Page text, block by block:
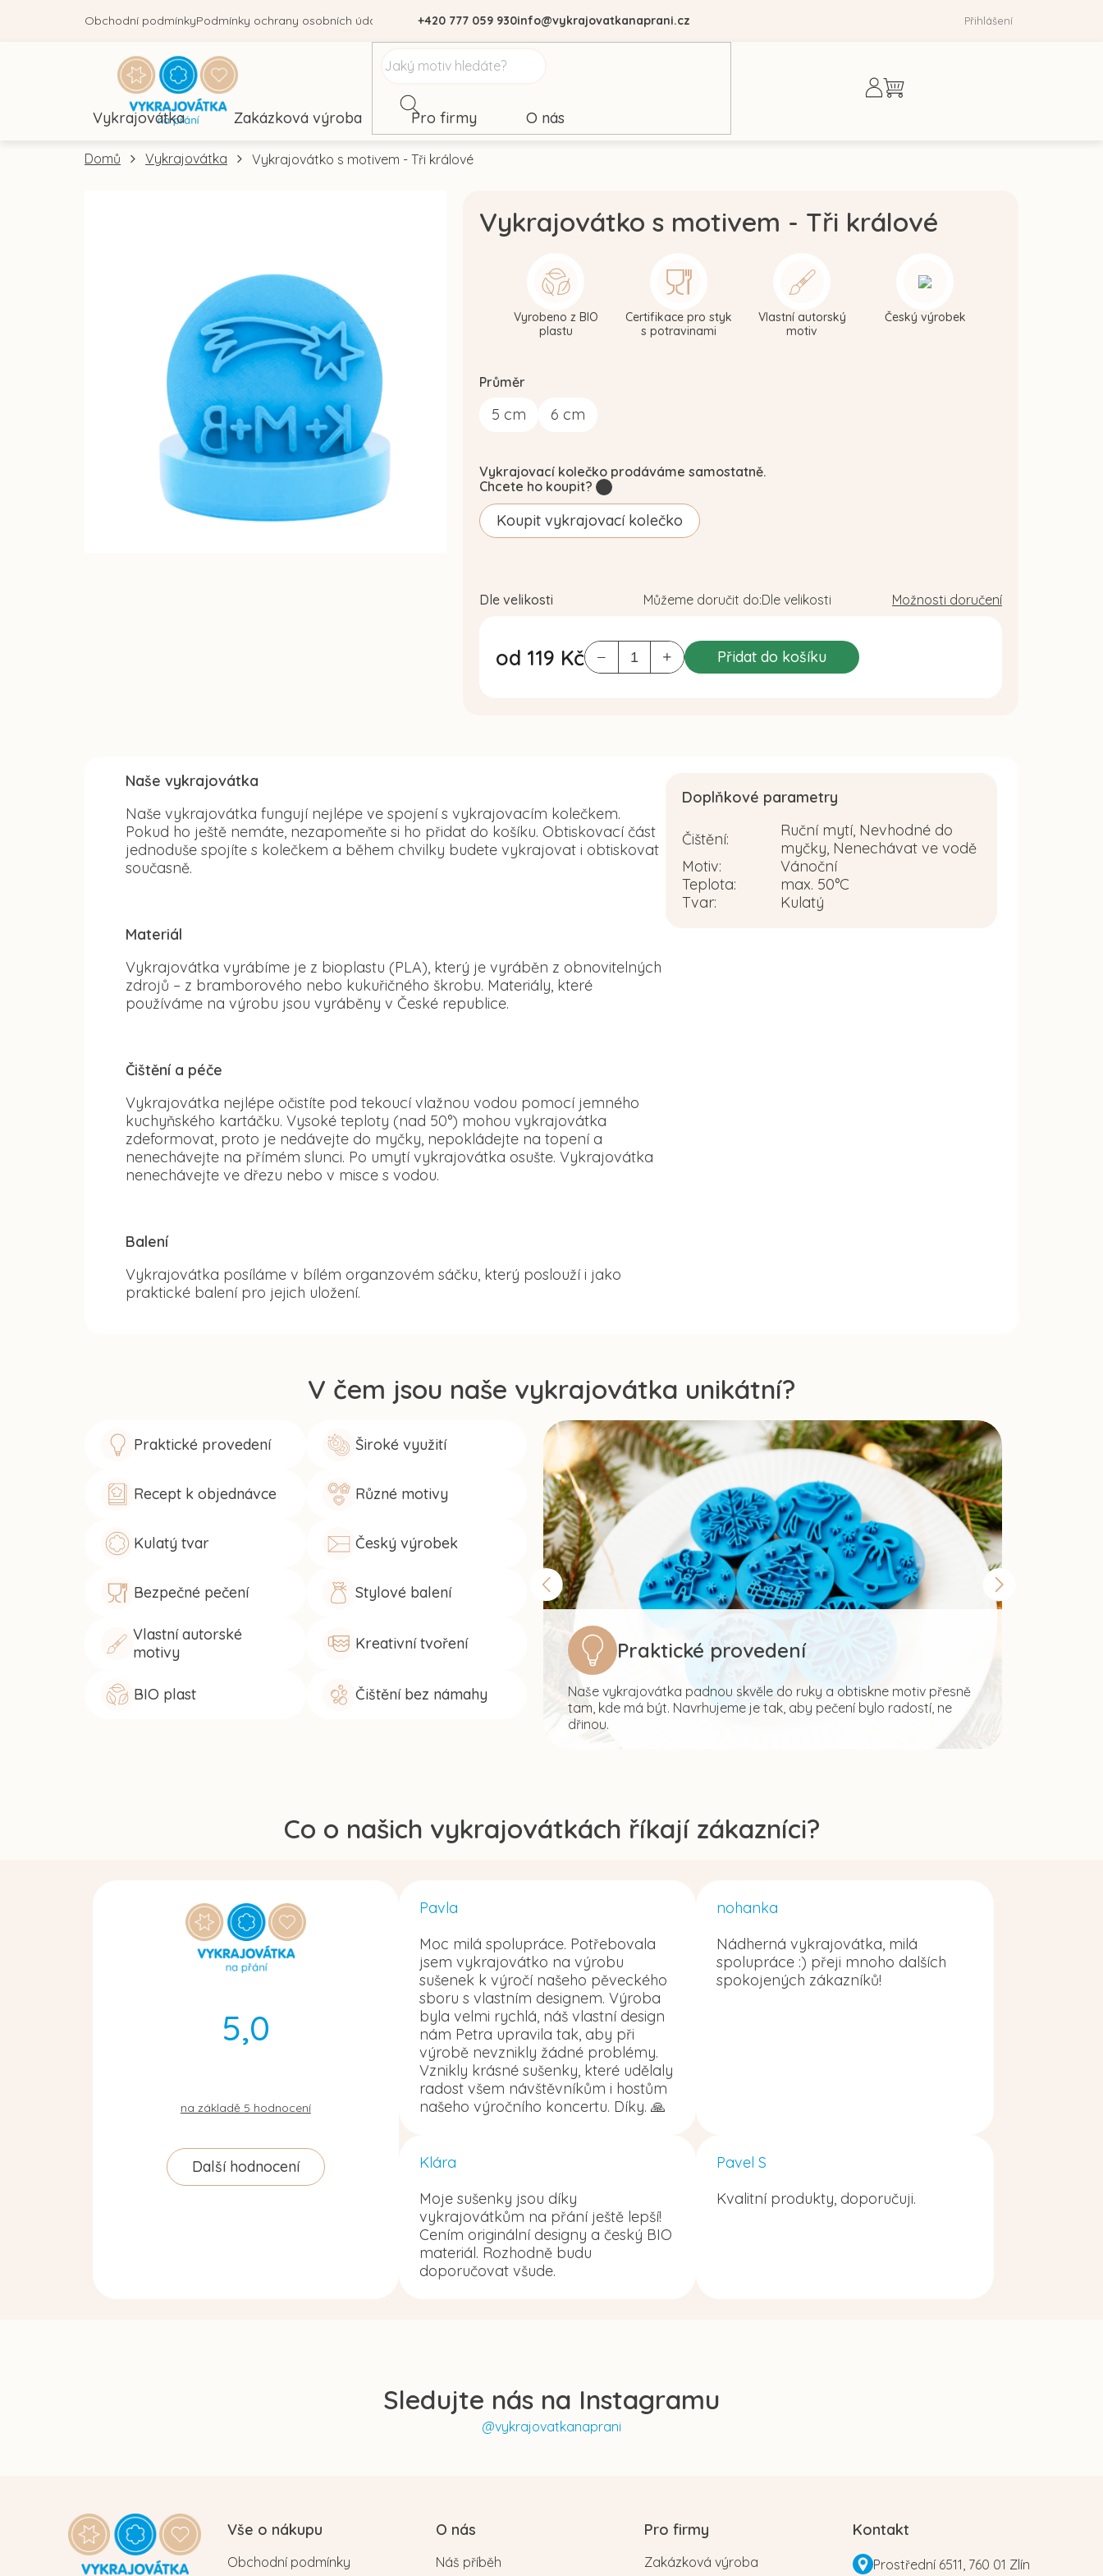
+420 777 059 930info@vykrajovatkanaprani.cz
Obchodní podmínkyPodmínky ochrany osobních údajů Přihlášení
Nákupní
Vykrajovátka Zakázková výroba Pro firmy O nás
Domů Vykrajovátka Vykrajovátko s motivem - Tři králové
Průměr
5 cm 6 cm
Vykrajovátko s motivem - Tři králové
od 119 Kč Přidat do košíku
Vyrobeno z BIO
plastu
Certifikace pro styk
s potravinami
Vlastní autorský
motiv
Český výrobek
Vykrajovací kolečko prodáváme samostatně.
Chcete ho koupit?
Koupit vykrajovací kolečko
Dle velikosti Můžeme doručit do:Dle velikosti Možnosti doručení
V čem jsou naše vykrajovátka unikátní?
Praktické provedení Široké využití
Recept k objednávce Různé motivy
Kulatý tvar Český výrobek
Bezpečné pečení Stylové balení
Vlastní autorské
motivy
Kreativní tvoření
BIO plast Čištění bez námahy
Praktické provedení
Naše vykrajovátka padnou skvěle do ruky a obtiskne motiv přesně
tam, kde má být. Navrhujeme je tak, aby pečení bylo radostí, ne
dřinou.
Naše vykrajovátka
Naše vykrajovátka fungují nejlépe ve spojení s vykrajovacím kolečkem.
Pokud ho ještě nemáte, nezapomeňte si ho přidat do košíku. Obtiskovací část
jednoduše spojíte s kolečkem a během chvilky budete vykrajovat i obtiskovat
současně.
Materiál
Vykrajovátka vyrábíme je z bioplastu (PLA), který je vyráběn z obnovitelných
zdrojů – z bramborového nebo kukuřičného škrobu. Materiály, které
používáme na výrobu jsou vyráběny v České republice.
Čištění a péče
Vykrajovátka nejlépe očistíte pod tekoucí vlažnou vodou pomocí jemného
kuchyňského kartáčku. Vysoké teploty (nad 50°) mohou vykrajovátka
zdeformovat, proto je nedávejte do myčky, nepokládejte na topení a
nenechávejte na přímém slunci. Po umytí vykrajovátka osušte. Vykrajovátka
nenechávejte ve dřezu nebo v misce s vodou.
Balení
Vykrajovátka posíláme v bílém organzovém sáčku, který poslouží i jako
praktické balení pro jejich uložení.
Doplňkové parametry
Čištění:
Ruční mytí, Nevhodné do
myčky, Nenechávat ve vodě
Motiv:
Vánoční
Teplota:
max. 50°C
Tvar: Kulatý
Co o našich vykrajovátkách říkají zákazníci?
5,0
na základě 5 hodnocení
Další hodnocení
Pavla
Moc milá spolupráce. Potřebovala
jsem vykrajovátko na výrobu
sušenek k výročí našeho pěveckého
sboru s vlastním designem. Výroba
byla velmi rychlá, náš vlastní design
nám Petra upravila tak, aby při
výrobě nevznikly žádné problémy.
Vznikly krásné sušenky, které udělaly
radost všem návštěvníkům i hostům
našeho výročního koncertu. Díky. 🙏
nohanka
Nádherná vykrajovátka, milá
spolupráce :) přeji mnoho dalších
spokojených zákazníků!
Klára
Moje sušenky jsou díky
vykrajovátkům na přání ještě lepší!
Cením originální designy a český BIO
materiál. Rozhodně budu
doporučovat všude.
Pavel S
Kvalitní produkty, doporučuji.
Sledujte nás na Instagramu
@vykrajovatkanaprani
Vše o nákupu
Obchodní podmínky
O nás
Náš příběh
Pro firmy
Zakázková výroba
Kontakt
Prostřední 6511, 760 01 Zlín